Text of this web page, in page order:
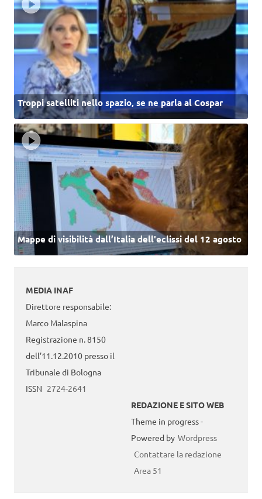
Troppi satelliti nello spazio, se ne parla al Cospar
Mappe di visibilità dall’Italia dell'eclissi del 12 agosto
MEDIA INAF
Direttore responsabile:
Marco Malaspina
Registrazione n. 8150
dell’11.12.2010 presso il
Tribunale di Bologna
ISSN 2724-2641
REDAZIONE E SITO WEB
Theme in progress -
Powered by Wordpress
Contattare la redazione
Area 51